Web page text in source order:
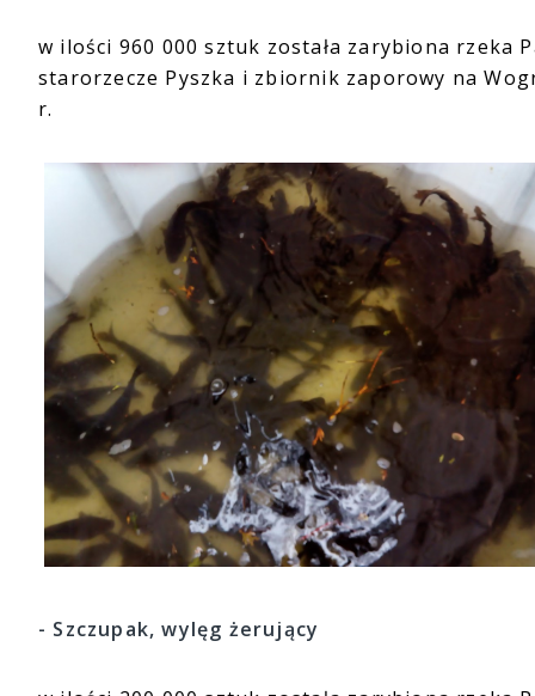
w ilości 960 000 sztuk została zarybiona rzeka
starorzecze Pyszka i zbiornik zaporowy na
r.
- Szczupak, wylęg żerujący